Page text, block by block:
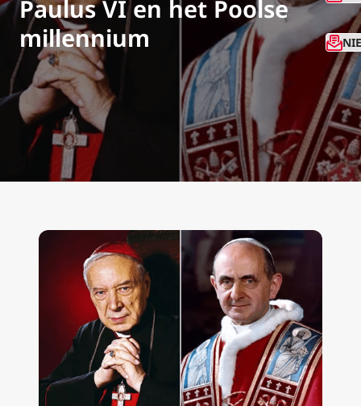
Paulus VI en het Poolse
millennium